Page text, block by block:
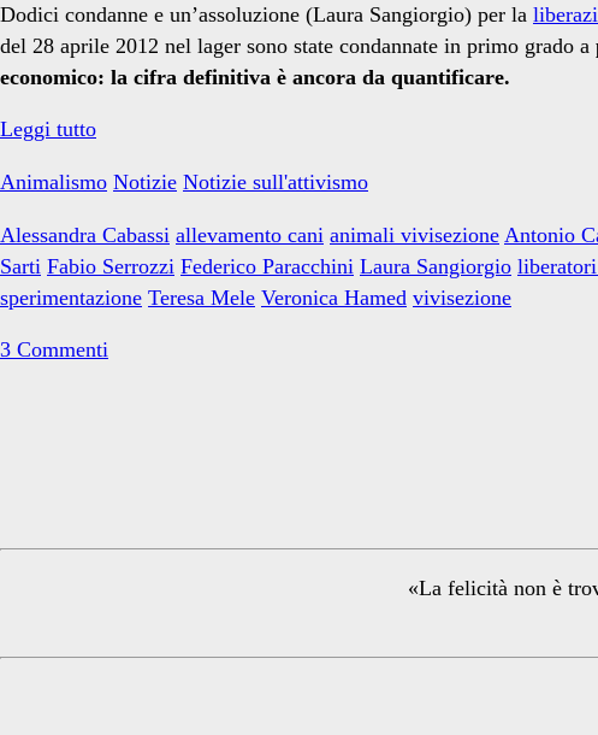
Stawicka</span>
Dodici condanne e un’assoluzione (Laura Sangiorgio) per la
del 28 aprile 2012 nel lager sono state condannate in primo grado a
economico: la cifra definitiva è ancora da quantificare.
Leggi tuttoProcesso
Hill:
12
condanne
assoluzione
Animalismo Notizie Notizie sull'attivismo
Alessandra Cabassi allevamento cani animali vivisezione Antonio
Sarti Fabio Serrozzi Federico Paracchini Laura Sangiorgio
sperimentazione Teresa Mele Veronica Hamed vivisezione
3 Commenti
Sidebar
«La felicità non è